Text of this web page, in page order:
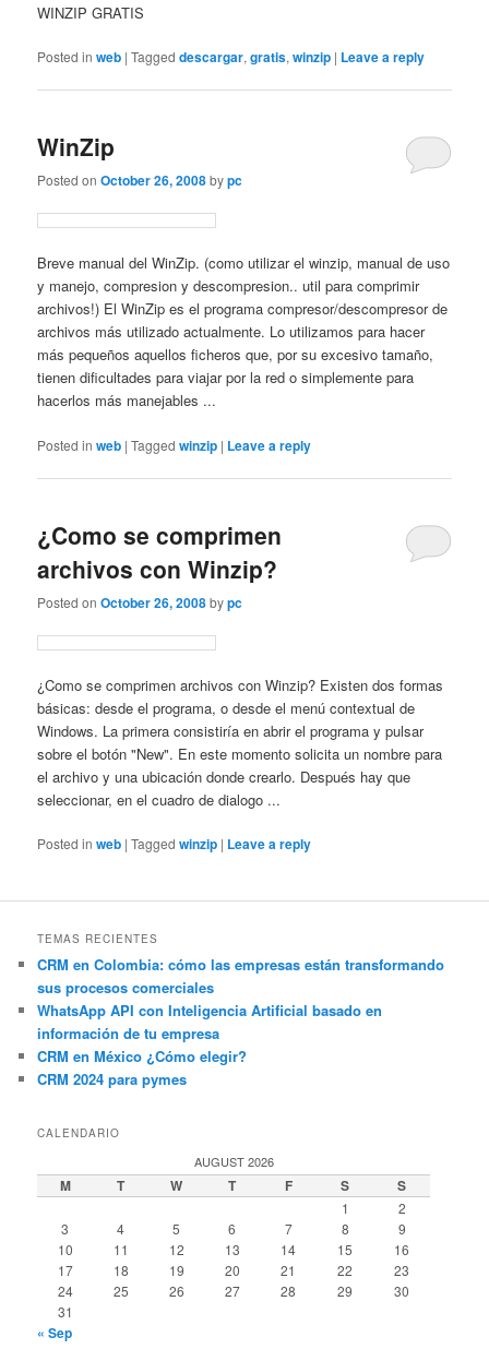
WINZIP GRATIS
Posted in web |Tagged descargar,gratis,winzip | Leave a reply
WinZip
Posted onOctober 26, 2008bypc
Breve manual del WinZip. (como utilizar el winzip, manual de uso
y manejo, compresion y descompresion.. util para comprimir
archivos!) El WinZip es el programa compresor/descompresor de
archivos más utilizado actualmente. Lo utilizamos para hacer
más pequeños aquellos ficheros que, por su excesivo tamaño,
tienen dificultades para viajar por la red o simplemente para
hacerlos más manejables ...
Posted in web |Tagged winzip | Leave a reply
¿Como se comprimen
archivos con Winzip?
Posted onOctober 26, 2008bypc
¿Como se comprimen archivos con Winzip? Existen dos formas
básicas: desde el programa, o desde el menú contextual de
Windows. La primera consistiría en abrir el programa y pulsar
sobre el botón "New". En este momento solicita un nombre para
el archivo y una ubicación donde crearlo. Después hay que
seleccionar, en el cuadro de dialogo ...
Posted in web |Tagged winzip | Leave a reply
TEMAS RECIENTES
CRM en Colombia: cómo las empresas están transformando
sus procesos comerciales
WhatsApp API con Inteligencia Artificial basado en
información de tu empresa
CRM en México ¿Cómo elegir?
CRM 2024 para pymes
CALENDARIO
AUGUST 2026
M T W T F S S
1
2
3
4 5 6 7 8
9
10
11 12 13 14 15
16
17
18 19 20 21 22
23
24
25 26 27 28 29
30
31
« Sep